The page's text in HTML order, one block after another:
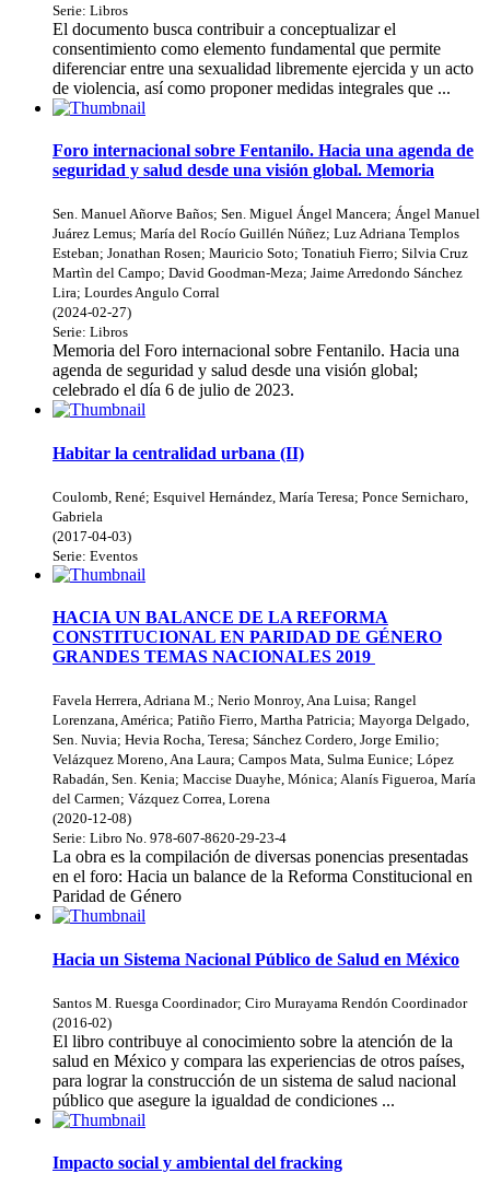
Serie: Libros
El documento busca contribuir a conceptualizar el
consentimiento como elemento fundamental que permite
diferenciar entre una sexualidad libremente ejercida y un acto
de violencia, así como proponer medidas integrales que ...
Foro internacional sobre Fentanilo. Hacia una agenda de
seguridad y salud desde una visión global. Memoria
Sen. Manuel Añorve Baños; Sen. Miguel Ángel Mancera; Ángel Manuel
Juárez Lemus; María del Rocío Guillén Núñez; Luz Adriana Templos
Esteban; Jonathan Rosen; Mauricio Soto; Tonatiuh Fierro; Silvia Cruz
Martìn del Campo; David Goodman-Meza; Jaime Arredondo Sánchez
Lira; Lourdes Angulo Corral
(2024-02-27)
Serie: Libros
Memoria del Foro internacional sobre Fentanilo. Hacia una
agenda de seguridad y salud desde una visión global;
celebrado el día 6 de julio de 2023.
Habitar la centralidad urbana (II)
Coulomb, René; Esquivel Hernández, María Teresa; Ponce Sernicharo,
Gabriela
(2017-04-03)
Serie: Eventos
HACIA UN BALANCE DE LA REFORMA
CONSTITUCIONAL EN PARIDAD DE GÉNERO
GRANDES TEMAS NACIONALES 2019
Favela Herrera, Adriana M.; Nerio Monroy, Ana Luisa; Rangel
Lorenzana, América; Patiño Fierro, Martha Patricia; Mayorga Delgado,
Sen. Nuvia; Hevia Rocha, Teresa; Sánchez Cordero, Jorge Emilio;
Velázquez Moreno, Ana Laura; Campos Mata, Sulma Eunice; López
Rabadán, Sen. Kenia; Maccise Duayhe, Mónica; Alanís Figueroa, María
del Carmen; Vázquez Correa, Lorena
(2020-12-08)
Serie: Libro No. 978-607-8620-29-23-4
La obra es la compilación de diversas ponencias presentadas
en el foro: Hacia un balance de la Reforma Constitucional en
Paridad de Género
Hacia un Sistema Nacional Público de Salud en México
Santos M. Ruesga Coordinador; Ciro Murayama Rendón Coordinador
(2016-02)
El libro contribuye al conocimiento sobre la atención de la
salud en México y compara las experiencias de otros países,
para lograr la construcción de un sistema de salud nacional
público que asegure la igualdad de condiciones ...
Impacto social y ambiental del fracking